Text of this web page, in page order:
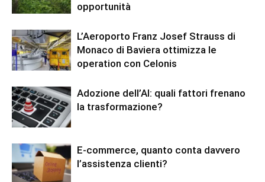
opportunità
L’Aeroporto Franz Josef Strauss di
Monaco di Baviera ottimizza le
operation con Celonis
Adozione dell’AI: quali fattori frenano
la trasformazione?
E-commerce, quanto conta davvero
l’assistenza clienti?